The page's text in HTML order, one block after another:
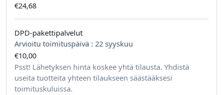
€24,68
DPD-pakettipalvelut
Arvioitu toimituspäivä : 22 syyskuu
€10,00
Psst! Lähetyksen hinta koskee yhtä tilausta. Yhdistä
useita tuotteita yhteen tilaukseen säästääksesi
toimituskuluissa.